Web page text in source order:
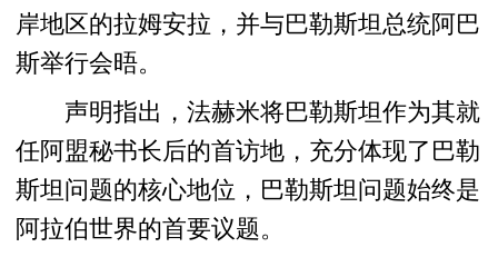
岸地区的拉姆安拉，并与巴勒斯坦总统阿巴
斯举行会晤。
声明指出，法赫米将巴勒斯坦作为其就
任阿盟秘书长后的首访地，充分体现了巴勒
斯坦问题的核心地位，巴勒斯坦问题始终是
阿拉伯世界的首要议题。